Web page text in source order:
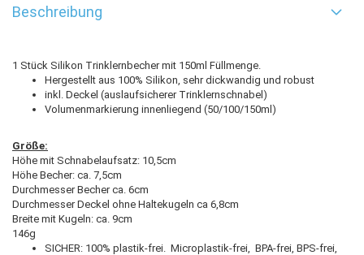
Beschreibung
1 Stück Silikon Trinklernbecher mit 150ml Füllmenge.
Hergestellt aus 100% Silikon, sehr dickwandig und robust
inkl. Deckel (auslaufsicherer Trinklernschnabel)
Volumenmarkierung innenliegend (50/100/150ml)
Größe:
Höhe mit Schnabelaufsatz: 10,5cm
Höhe Becher: ca. 7,5cm
Durchmesser Becher ca. 6cm
Durchmesser Deckel ohne Haltekugeln ca 6,8cm
Breite mit Kugeln: ca. 9cm
146g
SICHER: 100% plastik-frei. Microplastik-frei, BPA-frei, BPS-frei,